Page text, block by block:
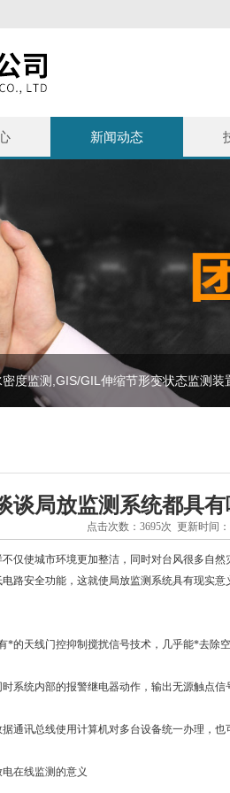
新闻动态
谈局放监测系统都具
点击次数：3695次 更新时间：
使城市环境更加整洁，同时对台风很多自
路安全功能，这就使局放监测系统具有现实意
天线门控抑制搅扰信号技术，几乎能*去除空
统内部的报警继电器动作，输出无源触点信
讯总线使用计算机对多台设备统一办理，也
在线监测的意义